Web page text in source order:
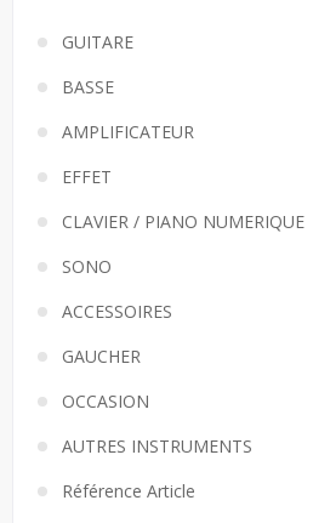
GUITARE
BASSE
AMPLIFICATEUR
EFFET
CLAVIER / PIANO NUMERIQUE
SONO
ACCESSOIRES
GAUCHER
OCCASION
AUTRES INSTRUMENTS
Référence Article